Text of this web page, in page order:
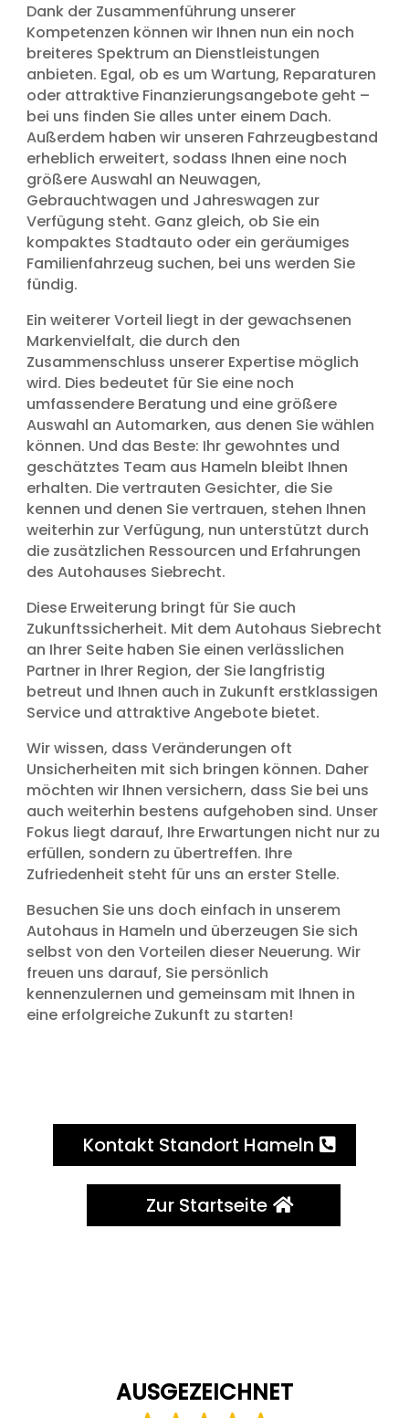
Dank der Zusammenführung unserer
Kompetenzen können wir Ihnen nun ein noch
breiteres Spektrum an Dienstleistungen
anbieten. Egal, ob es um Wartung, Reparaturen
oder attraktive Finanzierungsangebote geht –
bei uns finden Sie alles unter einem Dach.
Außerdem haben wir unseren Fahrzeugbestand
erheblich erweitert, sodass Ihnen eine noch
größere Auswahl an Neuwagen,
Gebrauchtwagen und Jahreswagen zur
Verfügung steht. Ganz gleich, ob Sie ein
kompaktes Stadtauto oder ein geräumiges
Familienfahrzeug suchen, bei uns werden Sie
fündig.
Ein weiterer Vorteil liegt in der gewachsenen
Markenvielfalt, die durch den
Zusammenschluss unserer Expertise möglich
wird. Dies bedeutet für Sie eine noch
umfassendere Beratung und eine größere
Auswahl an Automarken, aus denen Sie wählen
können. Und das Beste: Ihr gewohntes und
geschätztes Team aus Hameln bleibt Ihnen
erhalten. Die vertrauten Gesichter, die Sie
kennen und denen Sie vertrauen, stehen Ihnen
weiterhin zur Verfügung, nun unterstützt durch
die zusätzlichen Ressourcen und Erfahrungen
des Autohauses Siebrecht.
Diese Erweiterung bringt für Sie auch
Zukunftssicherheit. Mit dem Autohaus Siebrecht
an Ihrer Seite haben Sie einen verlässlichen
Partner in Ihrer Region, der Sie langfristig
betreut und Ihnen auch in Zukunft erstklassigen
Service und attraktive Angebote bietet.
Wir wissen, dass Veränderungen oft
Unsicherheiten mit sich bringen können. Daher
möchten wir Ihnen versichern, dass Sie bei uns
auch weiterhin bestens aufgehoben sind. Unser
Fokus liegt darauf, Ihre Erwartungen nicht nur zu
erfüllen, sondern zu übertreffen. Ihre
Zufriedenheit steht für uns an erster Stelle.
Besuchen Sie uns doch einfach in unserem
Autohaus in Hameln und überzeugen Sie sich
selbst von den Vorteilen dieser Neuerung. Wir
freuen uns darauf, Sie persönlich
kennenzulernen und gemeinsam mit Ihnen in
eine erfolgreiche Zukunft zu starten!
Kontakt Standort Hameln
Zur Startseite
AUSGEZEICHNET